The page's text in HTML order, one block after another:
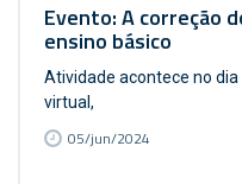
Evento: A correção
ensino básico
Atividade acontece no
virtual,
05/jun/2024